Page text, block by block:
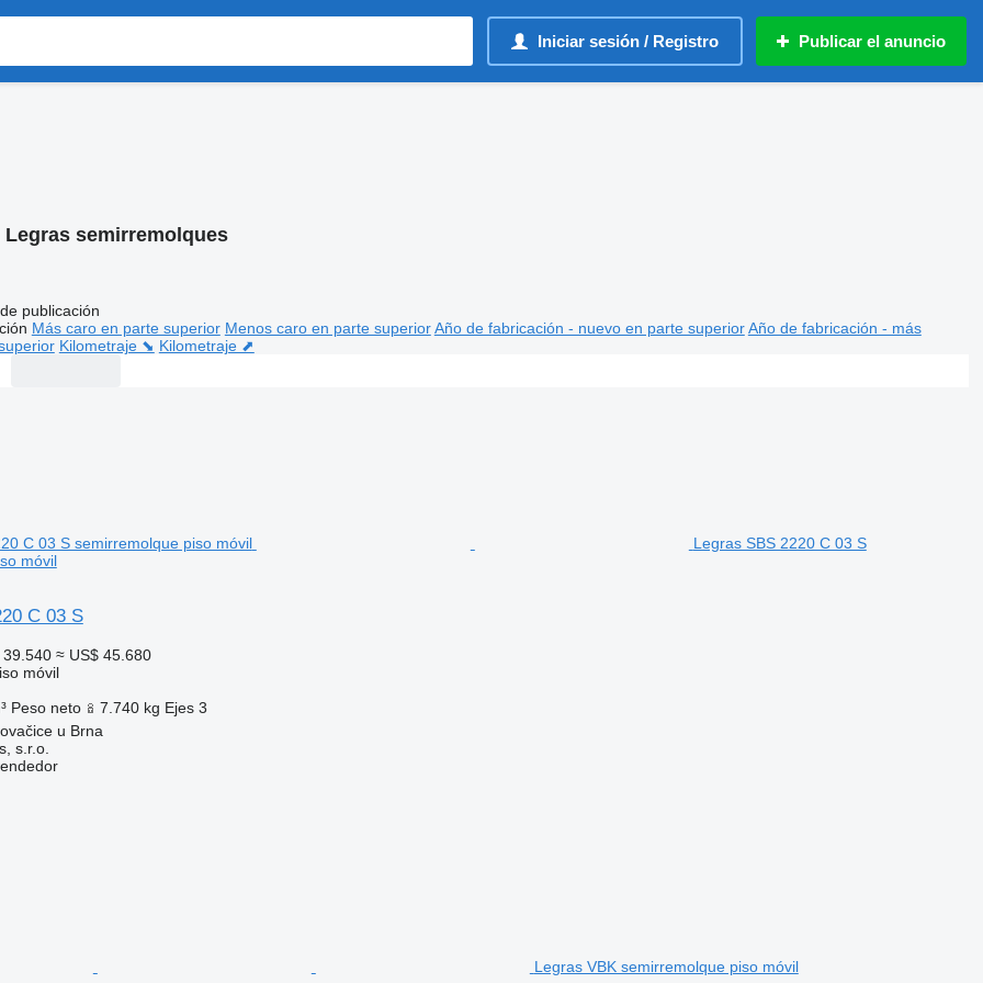
Iniciar sesión / Registro Publicar el anuncio
Legras semirremolques
publicación
Más caro en parte superior Menos caro en parte superior Año de fabricación - nuevo en parte superior Año de fabricación - más
Kilometraje ⬊ Kilometraje ⬈
Legras SBS 2220 C 03 S
móvil
C 03 S
39.540 ≈ US$ 45.680
móvil
Peso neto 7.740 kg Ejes 3
u Brna
s.r.o.
Legras VBK semirremolque piso móvil